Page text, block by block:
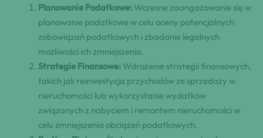
Planowanie Podatkowe: Wczesne zaangażowanie się w
planowanie podatkowe w celu oceny potencjalnych
zobowiązań podatkowych i zbadanie legalnych
możliwości ich zmniejszenia.
Strategie Finansowe: Wdrożenie strategii finansowych,
takich jak reinwestycja przychodów ze sprzedaży w
nieruchomości lub wykorzystanie wydatków
związanych z nabyciem i remontem nieruchomości w
celu zmniejszenia obciążeń podatkowych.